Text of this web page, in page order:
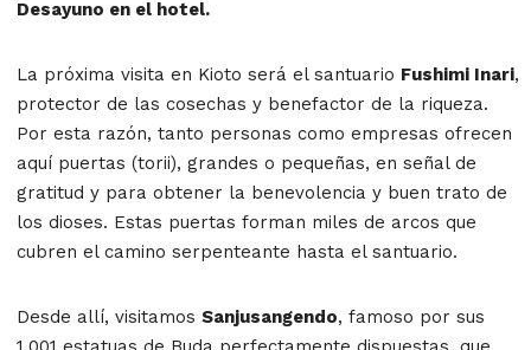
Desayuno en el hotel.
La próxima visita en Kioto será el santuario Fushimi Inari,
protector de las cosechas y benefactor de la riqueza.
Por esta razón, tanto personas como empresas ofrecen
aquí puertas (torii), grandes o pequeñas, en señal de
gratitud y para obtener la benevolencia y buen trato de
los dioses. Estas puertas forman miles de arcos que
cubren el camino serpenteante hasta el santuario.
Desde allí, visitamos Sanjusangendo, famoso por sus